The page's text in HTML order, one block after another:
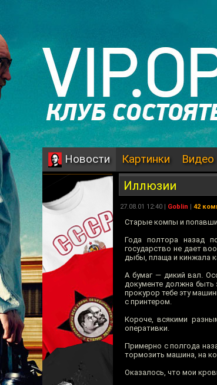
Новости Картинки Видео
Иллюзии
27.08.01 12:40 | Goblin | 42
Старые компы и
Года полтора назад
государство не дает
дыбы, плаща и кинжала
А бумаг — дикий вал.
документе должна быть
прокурор тебе эту
с принтером.
Короче, всякими
оперативки.
Примерно с полгода
тормозить машина, на
Оказалось, что мои